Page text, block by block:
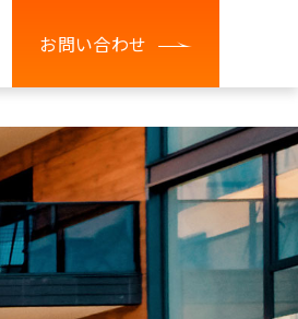
お問い合わせ